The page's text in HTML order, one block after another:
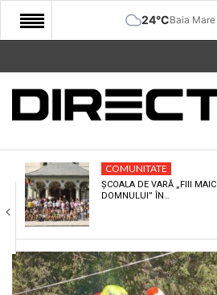
24°CBaia Mare
START
COMUNITATE
CULTURA
ECONOMIE
SANATATE
SPORT
COMUNITATE
ȘCOALA DE VARĂ „FIII MAICII
DOMNULUI” ÎN…